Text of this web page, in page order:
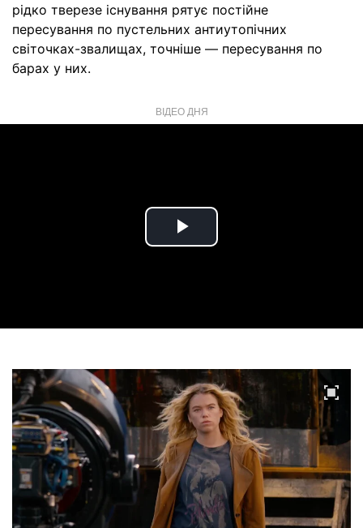
рідко тверезе існування рятує постійне
пересування по пустельних антиутопічних
світочках-звалищах, точніше — пересування по
барах у них.
ВІДЕО ДНЯ
Play